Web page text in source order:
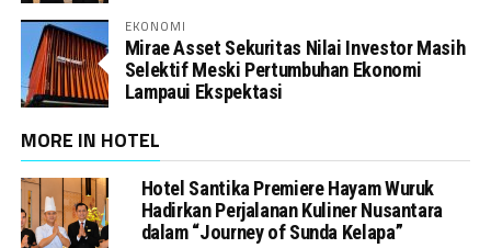
EKONOMI
Mirae Asset Sekuritas Nilai Investor Masih
Selektif Meski Pertumbuhan Ekonomi
Lampaui Ekspektasi
MORE IN HOTEL
Hotel Santika Premiere Hayam Wuruk
Hadirkan Perjalanan Kuliner Nusantara
dalam “Journey of Sunda Kelapa”